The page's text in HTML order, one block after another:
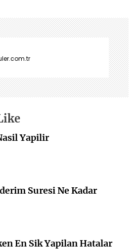
Yapilir
Suresi Ne Kadar
En Sik Yapilan Hatalar